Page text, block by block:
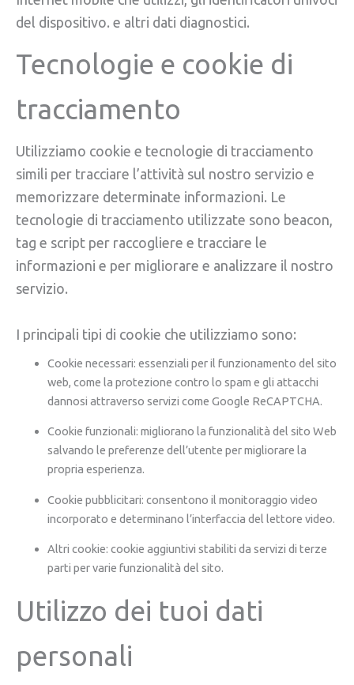
del dispositivo. e altri dati diagnostici.
Tecnologie e cookie di
tracciamento
Utilizziamo cookie e tecnologie di tracciamento
simili per tracciare l’attività sul nostro servizio e
memorizzare determinate informazioni. Le
tecnologie di tracciamento utilizzate sono beacon,
tag e script per raccogliere e tracciare le
informazioni e per migliorare e analizzare il nostro
servizio.
I principali tipi di cookie che utilizziamo sono:
Cookie necessari: essenziali per il funzionamento del sito
web, come la protezione contro lo spam e gli attacchi
dannosi attraverso servizi come Google ReCAPTCHA.
Cookie funzionali: migliorano la funzionalità del sito Web
salvando le preferenze dell’utente per migliorare la
propria esperienza.
Cookie pubblicitari: consentono il monitoraggio video
incorporato e determinano l’interfaccia del lettore video.
Altri cookie: cookie aggiuntivi stabiliti da servizi di terze
parti per varie funzionalità del sito.
Utilizzo dei tuoi dati
personali